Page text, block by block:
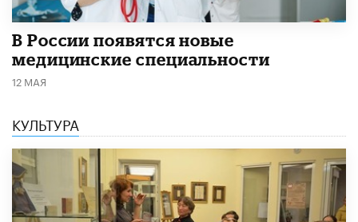
В России появятся новые
медицинские специальности
12 МАЯ
КУЛЬТУРА